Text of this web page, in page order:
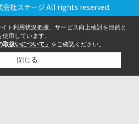
社ステージ All rights reserved.
ト利用状況把握、サービス向上検討を目的と
用しています。
取扱いについて」 をご確認ください。
閉じる